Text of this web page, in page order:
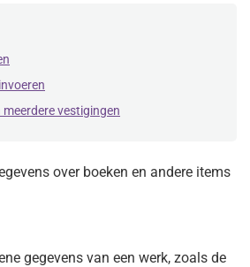
vestigingen
over boeken en andere items
gegevens van een werk, zoals de